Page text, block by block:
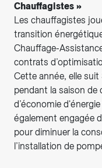
Chauffagistes »
Les chauffagistes
transition
Chauffage-
contrats
Cette année, elle
pendant la saison de
d’économie
également engagée
pour diminuer la
l’installation de